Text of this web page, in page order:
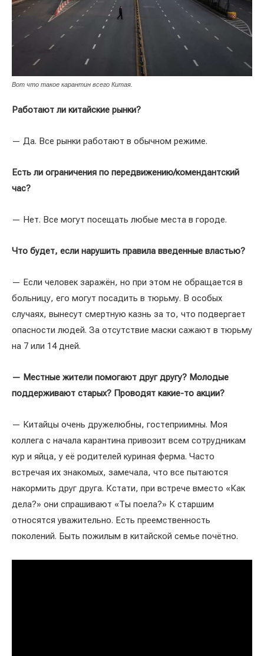
Вот что такое карантин всего Китая.
Работают ли китайские рынки?
— Да. Все рынки работают в обычном режиме.
Есть ли ограничения по передвижению/комендантский
час?
— Нет. Все могут посещать любые места в городе.
Что будет, если нарушить правила введенные властью?
— Если человек заражён, но при этом не обращается в
больницу, его могут посадить в тюрьму. В особых
случаях, вынесут смертную казнь за то, что подвергает
опасности людей. За отсутствие маски сажают в тюрьму
на 7 или 14 дней.
— Местные жители помогают друг другу? Молодые
поддерживают старых? Проводят какие-то акции?
— Китайцы очень дружелюбны, гостеприимны. Моя
коллега с начала карантина привозит всем сотрудникам
кур и яйца, у её родителей куриная ферма. Часто
встречая их знакомых, замечала, что все пытаются
накормить друг друга. Кстати, при встрече вместо «Как
дела?» они спрашивают «Ты поела?» К старшим
относятся уважительно. Есть преемственность
поколений. Быть пожилым в китайской семье почётно.